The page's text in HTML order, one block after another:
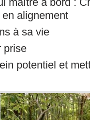
alignement
à sa vie
prise
potentiel et